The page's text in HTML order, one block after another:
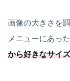
画像の大きさを
メニューにあった
から好きなサイ